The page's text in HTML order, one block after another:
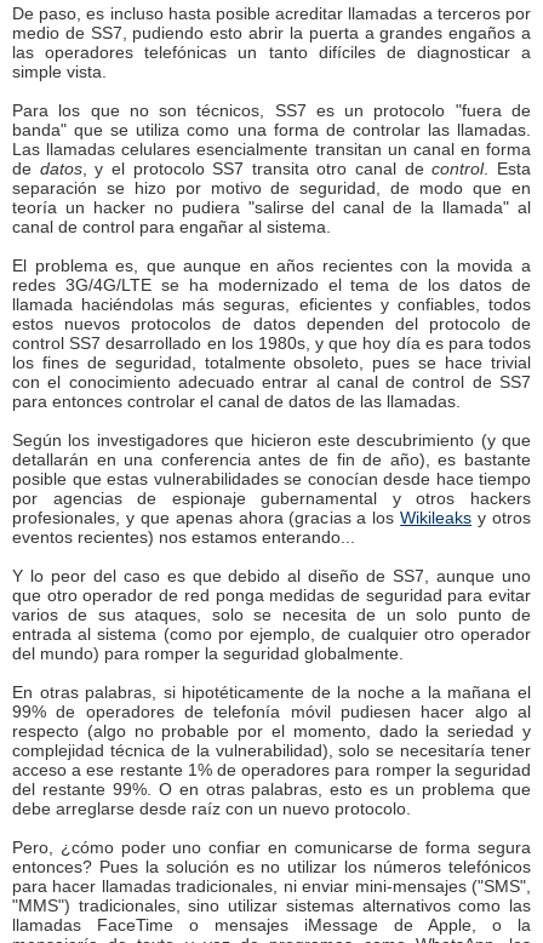
De paso, es incluso hasta posible acreditar llamadas a terceros por
medio de SS7, pudiendo esto abrir la puerta a grandes engaños a
las operadores telefónicas un tanto difíciles de diagnosticar a
simple vista.
Para los que no son técnicos, SS7 es un protocolo "fuera de
banda" que se utiliza como una forma de controlar las llamadas.
Las llamadas celulares esencialmente transitan un canal en forma
de datos, y el protocolo SS7 transita otro canal decontrol. Esta
separación se hizo por motivo de seguridad, de modo que en
teoría un hacker no pudiera "salirse del canal de la llamada" al
canal de control para engañar al sistema.
El problema es, que aunque en años recientes con la movida a
redes 3G/4G/LTE se ha modernizado el tema de los datos de
llamada haciéndolas más seguras, eficientes y confiables, todos
estos nuevos protocolos de datos dependen del protocolo de
control SS7 desarrollado en los 1980s, y que hoy día es para todos
los fines de seguridad, totalmente obsoleto, pues se hace trivial
con el conocimiento adecuado entrar al canal de control de SS7
para entonces controlar el canal de datos de las llamadas.
Según los investigadores que hicieron este descubrimiento (y que
detallarán en una conferencia antes de fin de año), es bastante
posible que estas vulnerabilidades se conocían desde hace tiempo
por agencias de espionaje gubernamental y otros hackers
profesionales, y que apenas ahora (gracias a losWikileaks y otros
eventos recientes) nos estamos enterando...
Y lo peor del caso es que debido al diseño de SS7, aunque uno
que otro operador de red ponga medidas de seguridad para evitar
varios de sus ataques, solo se necesita de un solo punto de
entrada al sistema (como por ejemplo, de cualquier otro operador
del mundo) para romper la seguridad globalmente.
En otras palabras, si hipotéticamente de la noche a la mañana el
99% de operadores de telefonía móvil pudiesen hacer algo al
respecto (algo no probable por el momento, dado la seriedad y
complejidad técnica de la vulnerabilidad), solo se necesitaría tener
acceso a ese restante 1% de operadores para romper la seguridad
del restante 99%. O en otras palabras, esto es un problema que
debe arreglarse desde raíz con un nuevo protocolo.
Pero, ¿cómo poder uno confiar en comunicarse de forma segura
entonces? Pues la solución es no utilizar los números telefónicos
para hacer llamadas tradicionales, ni enviar mini-mensajes ("SMS",
"MMS") tradicionales, sino utilizar sistemas alternativos como las
llamadas FaceTime o mensajes iMessage de Apple, o la